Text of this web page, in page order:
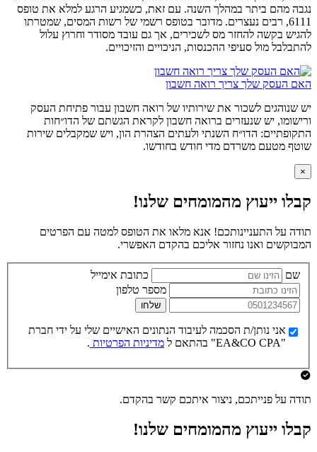
נגבה מהם ביתר במהלך השנה. עם זאת, כשמגיע הרגע למלא את טופס
6111, רבים נעצרים. מדובר בטופס רשמי של רשות המסים, שמטרתו
להגיש בקשה להחזר מס לשכירים, אך גם עובד מסודר וחרוץ עלול
להתבלבל מול סעיפי ההכנסות, הניכויים והזיכויים.
האם העסק שלך צריך רואה חשבון
יש שנוהגים לשכור את שירותיו של רואה חשבון עבור פתיחת העסק
ורישומו, יש שנעזרים ברואה חשבון לקראת הגשתם של הדו״חות
התקופתיים: הדו״ח השנתי ולעתים הצהרת הון, ויש שמקבלים שירות
שוטף מטעם משרדם מדי חודש בחודשו.
×
קבלו ייעוץ מהמומחים שלנו!
תודה על התעניינותכם! אנא מלאו את הטופס למטה עם הפרטים
המבוקשים ואנו נחזור אליכם בהקדם האפשרי.
שם
כתובת אימייל
מספר טלפון
שלחו
אני נותן/ת הסכמה לעיבוד הנתונים האישיים שלי על ידי חברת
"EA&CO CPA" בהתאם ל
מדיניות הפרטיות .
תודה על פנייתכם, ניצור איתכם קשר בהקדם.
קבלו ייעוץ מהמומחים שלנו!